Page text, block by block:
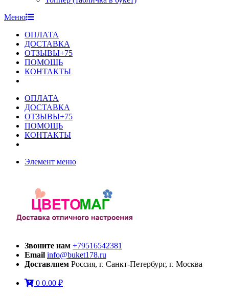
Меню
ОПЛАТА
ДОСТАВКА
ОТЗЫВЫ+75
ПОМОЩЬ
КОНТАКТЫ
ОПЛАТА
ДОСТАВКА
ОТЗЫВЫ+75
ПОМОЩЬ
КОНТАКТЫ
Элемент меню
Звоните нам +79516542381
Email info@buket178.ru
Доставляем Россия, г. Санкт-Петербург, г. Москва
0 0.00 ₽